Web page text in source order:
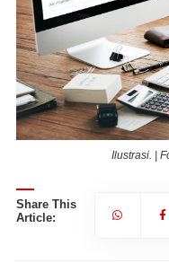
Ilustrasi. |
Share This
Article: